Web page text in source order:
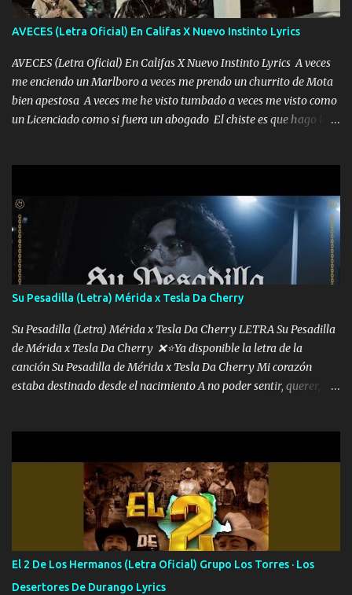
AVECES (Letra Oficial) En Califas X Nuevo Instinto Lyrics
AVECES (Letra Oficial) En Califas X Nuevo Instinto Lyrics A veces
me enciendo un Marlboro a veces me prendo un churrito de Mota
bien apestosa A veces me he visto tumbado a veces me visto como
un Licenciado como si fuera un abogado El chiste es que hago lo
corriente no quieren verte subir de level trucha mis plebes Música
A veces me pongo un sombrero a veces me ven la cachucha de lado
con la mirada siempre en alto A veces me fajó una super o a veces
me fajó una Glock siempre armado todas las generaciones yo
traigo El chiste es que hago lo que quiero pues así soy me mandó
yo tengo el control a todos yo les paro el dedo soy hocicon un
malcriado un malandrón Que Les importa no saben nada falsas
las risas las que me miran hay gente corriente no quieren ve...
Su Pesadilla (Letra) Mérida x Tesla Da Cherry
Su Pesadilla (Letra) Mérida x Tesla Da Cherry LETRA Su Pesadilla
de Mérida x Tesla Da Cherry ❌⭐Ya disponible la letra de la
canción Su Pesadilla de Mérida x Tesla Da Cherry Mi corazón
estaba destinado desde el nacimiento A no poder sentir, querer,
algunas que no lo entiendan Porque ahora soy su pesadilla, lo sé
Soy yo la octava maravilla, no lo niegues Tengo de rodillas a otras
cien Y por más que quieran no me detienen Soy yo la mente que
más brilla, lo ves Pa' mi la vida es tan sencilla No lo entenderías en
tu vida, y está bien Porque lo que tengo nadie lo tiene Una me está
escribiendo y la otra me va a llamar Quiere que vaya a verla y que
la invite a cenar Otras más me están pidiendo que las saque a
El 2 De Los Hermanos (Letra Oficial) Grupo Los Torres · Los
Desertores De Durango Lyrics